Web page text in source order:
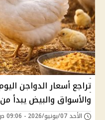
والأسواق والبيض يبدأ من 105 جنيهات
الأحد 07/يونيو/2026 - 09:06 ص